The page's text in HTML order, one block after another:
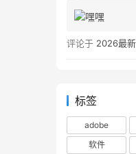
评论于 2026最新Studio one
标签
adobe
软件